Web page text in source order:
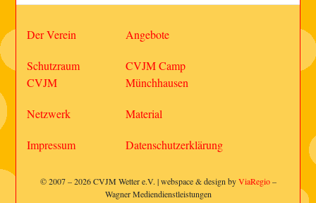
Der Verein Angebote
Schutzraum
CVJM
CVJM Camp
Münchhausen
Netzwerk Material
Impressum Datenschutzerklärung
© 2007 – 2026 CVJM Wetter e.V. | webspace & design byViaRegio–
Wagner Mediendienstleistungen